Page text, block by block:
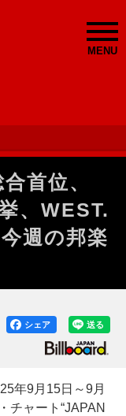
MENU
首位、
、WEST.
週の邦楽
送る
シェア
年9月15日～9月
チャート“JAPAN